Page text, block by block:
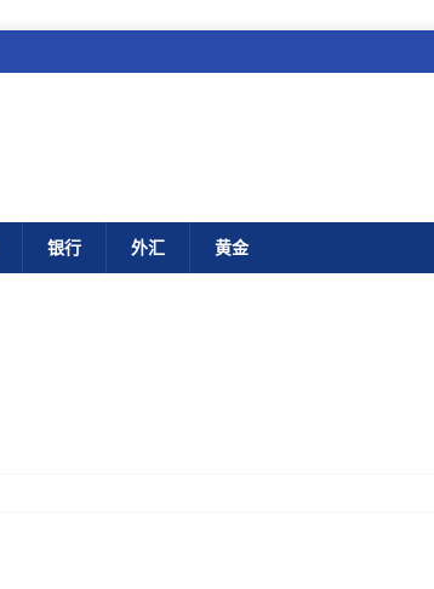
银行 外汇 黄金